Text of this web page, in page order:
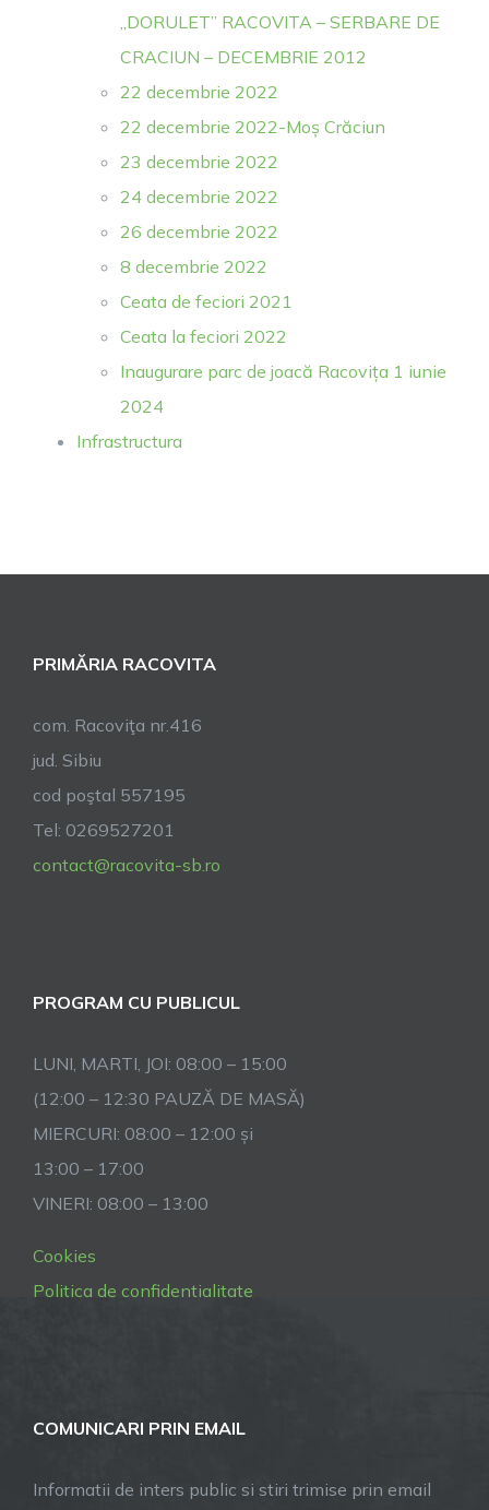
„DORULET” RACOVITA – SERBARE DE
CRACIUN – DECEMBRIE 2012
22 decembrie 2022
22 decembrie 2022-Moș Crăciun
23 decembrie 2022
24 decembrie 2022
26 decembrie 2022
8 decembrie 2022
Ceata de feciori 2021
Ceata la feciori 2022
Inaugurare parc de joacă Racovița 1 iunie
2024
Infrastructura
PRIMĂRIA RACOVITA
com. Racoviţa nr.416
jud. Sibiu
cod poştal 557195
Tel: 0269527201
contact@racovita-sb.ro
PROGRAM CU PUBLICUL
LUNI, MARTI, JOI: 08:00 – 15:00
(12:00 – 12:30 PAUZĂ DE MASĂ)
MIERCURI: 08:00 – 12:00 și
13:00 – 17:00
VINERI: 08:00 – 13:00
Cookies
Politica de confidentialitate
COMUNICARI PRIN EMAIL
Informatii de inters public si stiri trimise prin email